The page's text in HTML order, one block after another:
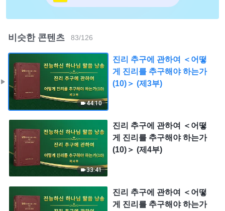
비슷한 콘텐츠 83/126
44:10
진리 추구에 관하여 ＜어떻
게 진리를 추구해야 하는가
(10)＞ (제3부)
33:41
진리 추구에 관하여 ＜어떻
게 진리를 추구해야 하는가
(10)＞ (제4부)
진리 추구에 관하여 ＜어떻
게 진리를 추구해야 하는가